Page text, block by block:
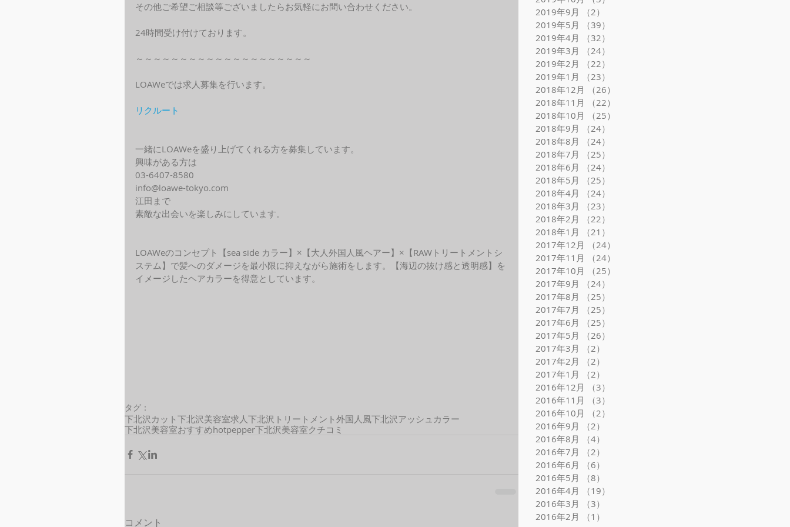
その他ご希望ご相談等ございましたらお気軽にお問い合わせください。
24時間受け付けております。
～～～～～～～～～～～～～～～～～～～～
LOAWeでは求人募集を行います。
リクルート
一緒にLOAWeを盛り上げてくれる方を募集しています。
興味がある方は
03-6407-8580
info@loawe-tokyo.com
江田まで
素敵な出会いを楽しみにしています。
LOAWeのコンセプト【sea side カラー】×【大人外国人風ヘアー】×【RAWトリートメントシ
ステム】で髪へのダメージを最小限に抑えながら施術をします。【海辺の抜け感と透明感】を
イメージしたヘアカラーを得意としています。
タグ：
下北沢カット 下北沢美容室求人 下北沢トリートメント 外国人風下北沢アッシュカラー
下北沢美容室おすすめhotpepper下北沢美容室クチコミ
コメント
2019年9月
（2）
2019年5月
（39）
2019年4月
（32）
2019年3月
（24）
2019年2月
（22）
2019年1月
（23）
2018年12月
（26）
2018年11月
（22）
2018年10月
（25）
2018年9月
（24）
2018年8月
（24）
2018年7月
（25）
2018年6月
（24）
2018年5月
（25）
2018年4月
（24）
2018年3月
（23）
2018年2月
（22）
2018年1月
（21）
2017年12月
（24）
2017年11月
（24）
2017年10月
（25）
2017年9月
（24）
2017年8月
（25）
2017年7月
（25）
2017年6月
（25）
2017年5月
（26）
2017年3月
（2）
2017年2月
（2）
2017年1月
（2）
2016年12月
（3）
2016年11月
（3）
2016年10月
（2）
2016年9月
（2）
2016年8月
（4）
2016年7月
（2）
2016年6月
（6）
2016年5月
（8）
2016年4月
（19）
2016年3月
（3）
2016年2月
（1）